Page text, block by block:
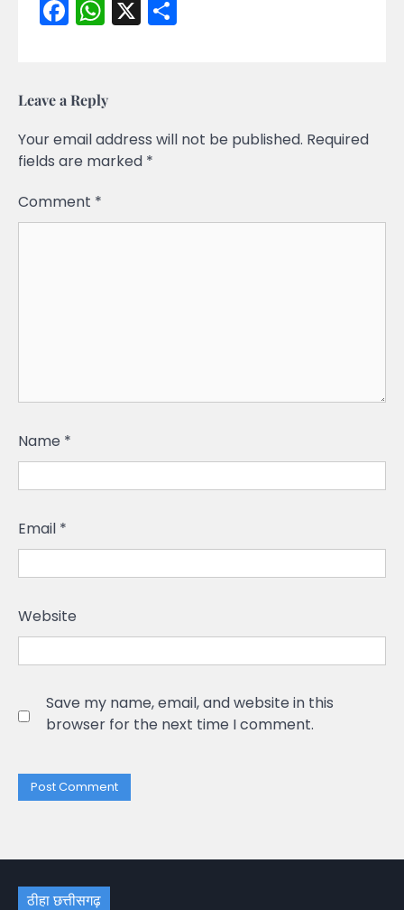
Facebook
WhatsApp
X
Leave a Reply
Your email address will not be published. Required
fields are marked *
Comment *
Name *
Email *
Website
Save my name, email, and website in this
browser for the next time I comment.
ठीहा छत्तीसगढ़